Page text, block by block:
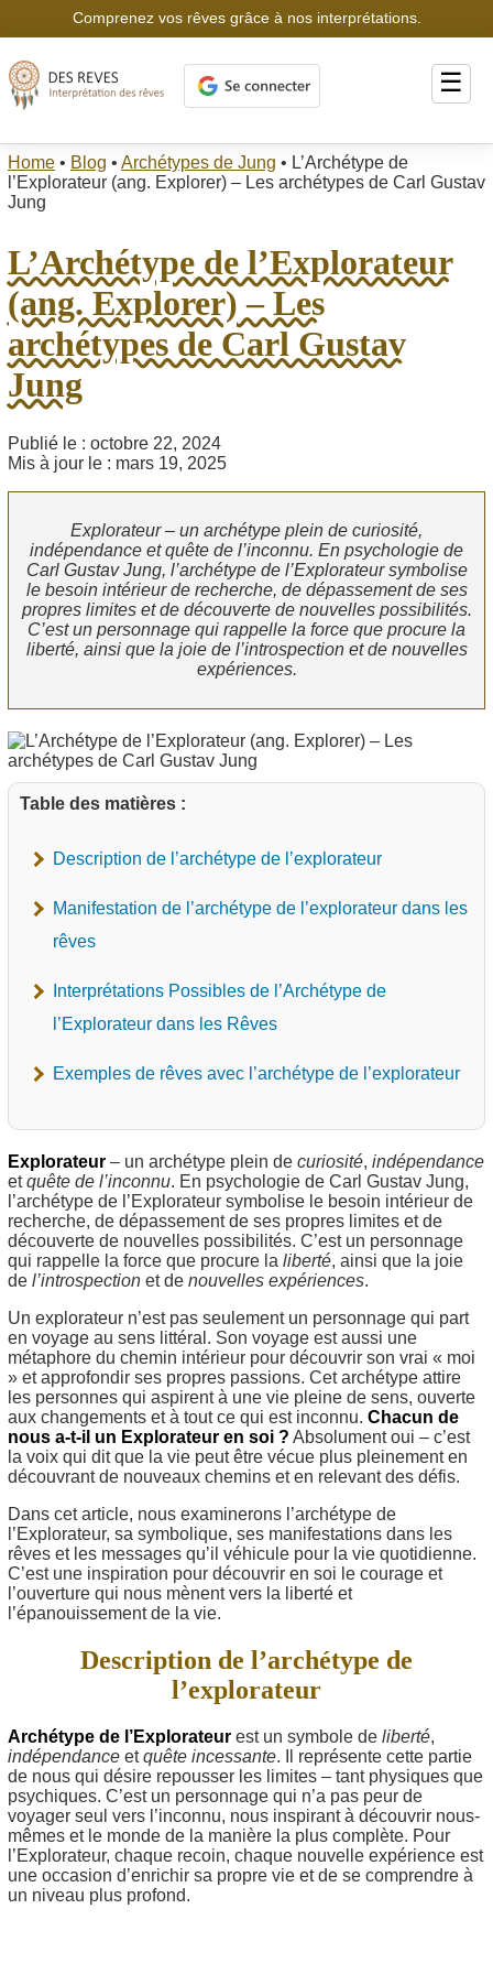
Comprenez vos rêves grâce à nos interprétations.
☰
Home • Blog • Archétypes de Jung • L’Archétype de
l’Explorateur (ang. Explorer) – Les archétypes de Carl Gustav
Jung
L’Archétype de l’Explorateur
(ang. Explorer) – Les
archétypes de Carl Gustav
Jung
Publié le : octobre 22, 2024
Mis à jour le : mars 19, 2025
Explorateur – un archétype plein de curiosité,
indépendance et quête de l’inconnu. En psychologie de
Carl Gustav Jung, l’archétype de l’Explorateur symbolise
le besoin intérieur de recherche, de dépassement de ses
propres limites et de découverte de nouvelles possibilités.
C’est un personnage qui rappelle la force que procure la
liberté, ainsi que la joie de l’introspection et de nouvelles
expériences.
Table des matières :
Description de l’archétype de l’explorateur
Manifestation de l’archétype de l’explorateur dans les
rêves
Interprétations Possibles de l’Archétype de
l’Explorateur dans les Rêves
Exemples de rêves avec l’archétype de l’explorateur
Explorateur – un archétype plein de curiosité, indépendance
etquête de l’inconnu. En psychologie de Carl Gustav Jung,
l’archétype de l’Explorateur symbolise le besoin intérieur de
recherche, de dépassement de ses propres limites et de
découverte de nouvelles possibilités. C’est un personnage
qui rappelle la force que procure la liberté, ainsi que la joie
de l’introspection et de nouvelles expériences.
Un explorateur n’est pas seulement un personnage qui part
en voyage au sens littéral. Son voyage est aussi une
métaphore du chemin intérieur pour découvrir son vrai « moi
» et approfondir ses propres passions. Cet archétype attire
les personnes qui aspirent à une vie pleine de sens, ouverte
aux changements et à tout ce qui est inconnu. Chacun de
nous a-t-il un Explorateur en soi ? Absolument oui – c’est
la voix qui dit que la vie peut être vécue plus pleinement en
découvrant de nouveaux chemins et en relevant des défis.
Dans cet article, nous examinerons l’archétype de
l’Explorateur, sa symbolique, ses manifestations dans les
rêves et les messages qu’il véhicule pour la vie quotidienne.
C’est une inspiration pour découvrir en soi le courage et
l’ouverture qui nous mènent vers la liberté et
l’épanouissement de la vie.
Description de l’archétype de
l’explorateur
Archétype de l’Explorateur est un symbole de liberté,
indépendance etquête incessante. Il représente cette partie
de nous qui désire repousser les limites – tant physiques que
psychiques. C’est un personnage qui n’a pas peur de
voyager seul vers l’inconnu, nous inspirant à découvrir nous-
mêmes et le monde de la manière la plus complète. Pour
l’Explorateur, chaque recoin, chaque nouvelle expérience est
une occasion d’enrichir sa propre vie et de se comprendre à
un niveau plus profond.